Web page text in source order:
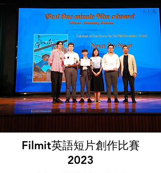
Filmit英語短片創作比賽
2023